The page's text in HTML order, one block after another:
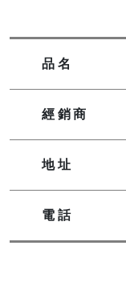
品名
經銷商
地址
電話